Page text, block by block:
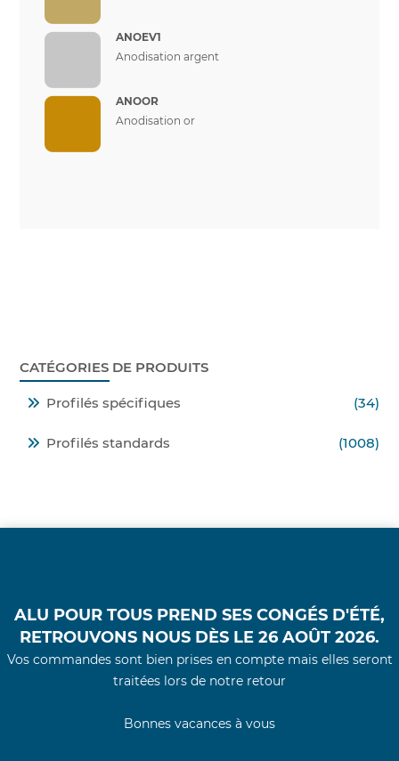
ANOEV1
Anodisation argent
ANOOR
Anodisation or
CATÉGORIES DE PRODUITS
Profilés spécifiques (34)
Profilés standards (1008)
© 2021 - Alu Pour Tous - Conditions Générales
ALU POUR TOUS PREND SES CONGÉS D'ÉTÉ,
RETROUVONS NOUS DÈS LE 26 AOÛT 2026.
Vos commandes sont bien prises en compte mais elles seront
traitées lors de notre retour
Bonnes vacances à vous